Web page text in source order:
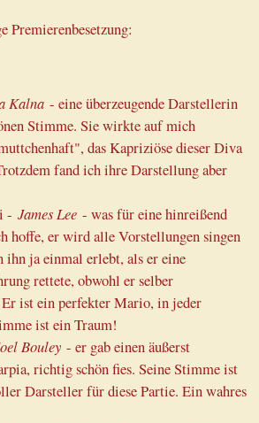
Premierenbesetzung:
Kalna - eine überzeugende Darstellerin
Stimme. Sie wirkte auf mich
das Kapriziöse dieser Diva
fand ich ihre Darstellung aber
- James Lee - was für eine hinreißend
hoffe, er wird alle Vorstellungen singen
ihn ja einmal erlebt, als er eine
rettete, obwohl er selber
Er ist ein perfekter Mario, in jeder
ist ein Traum!
Bouley - er gab einen äußerst
richtig schön fies. Seine Stimme ist
Darsteller für diese Partie. Ein wahres